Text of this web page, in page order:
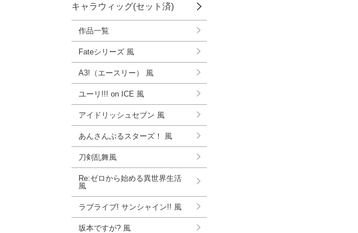
キャラウィッグ(セット済)
作品一覧
Fateシリーズ 風
A3!（エースリー） 風
ユーリ!!! on ICE 風
アイドリッシュセブン 風
あんさんぶるスターズ！ 風
刀剣乱舞風
Re:ゼロから始める異世界生活
風
ラブライブ! サンシャイン!! 風
坂本ですが? 風